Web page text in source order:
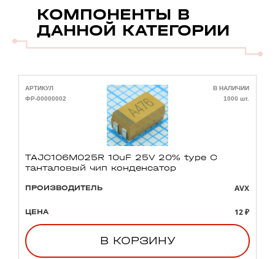
КОМПОНЕНТЫ В
ДАННОЙ КАТЕГОРИИ
АРТИКУЛ
ФР-00000002
В НАЛИЧИИ
1000 шт.
TAJC106M025R 10uF 25V 20% type C
танталовый чип конденсатор
ПРОИЗВОДИТЕЛЬ AVX
ЦЕНА 12 ₽
В КОРЗИНУ